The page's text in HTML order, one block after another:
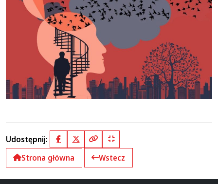
Udostępnij: FacebookX (Twitter)
Kopiuj pełny link
Kopiuj krótki link
Strona główna
Wstecz